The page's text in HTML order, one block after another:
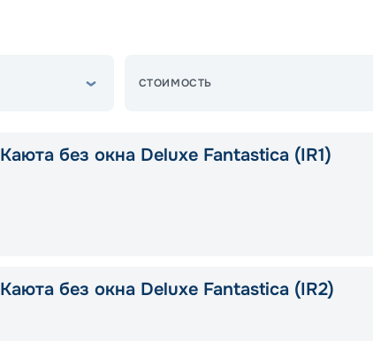
СТОИМОСТЬ
Каюта без окна Deluxe Fantastica (IR1)
Каюта без окна Deluxe Fantastica (IR2)